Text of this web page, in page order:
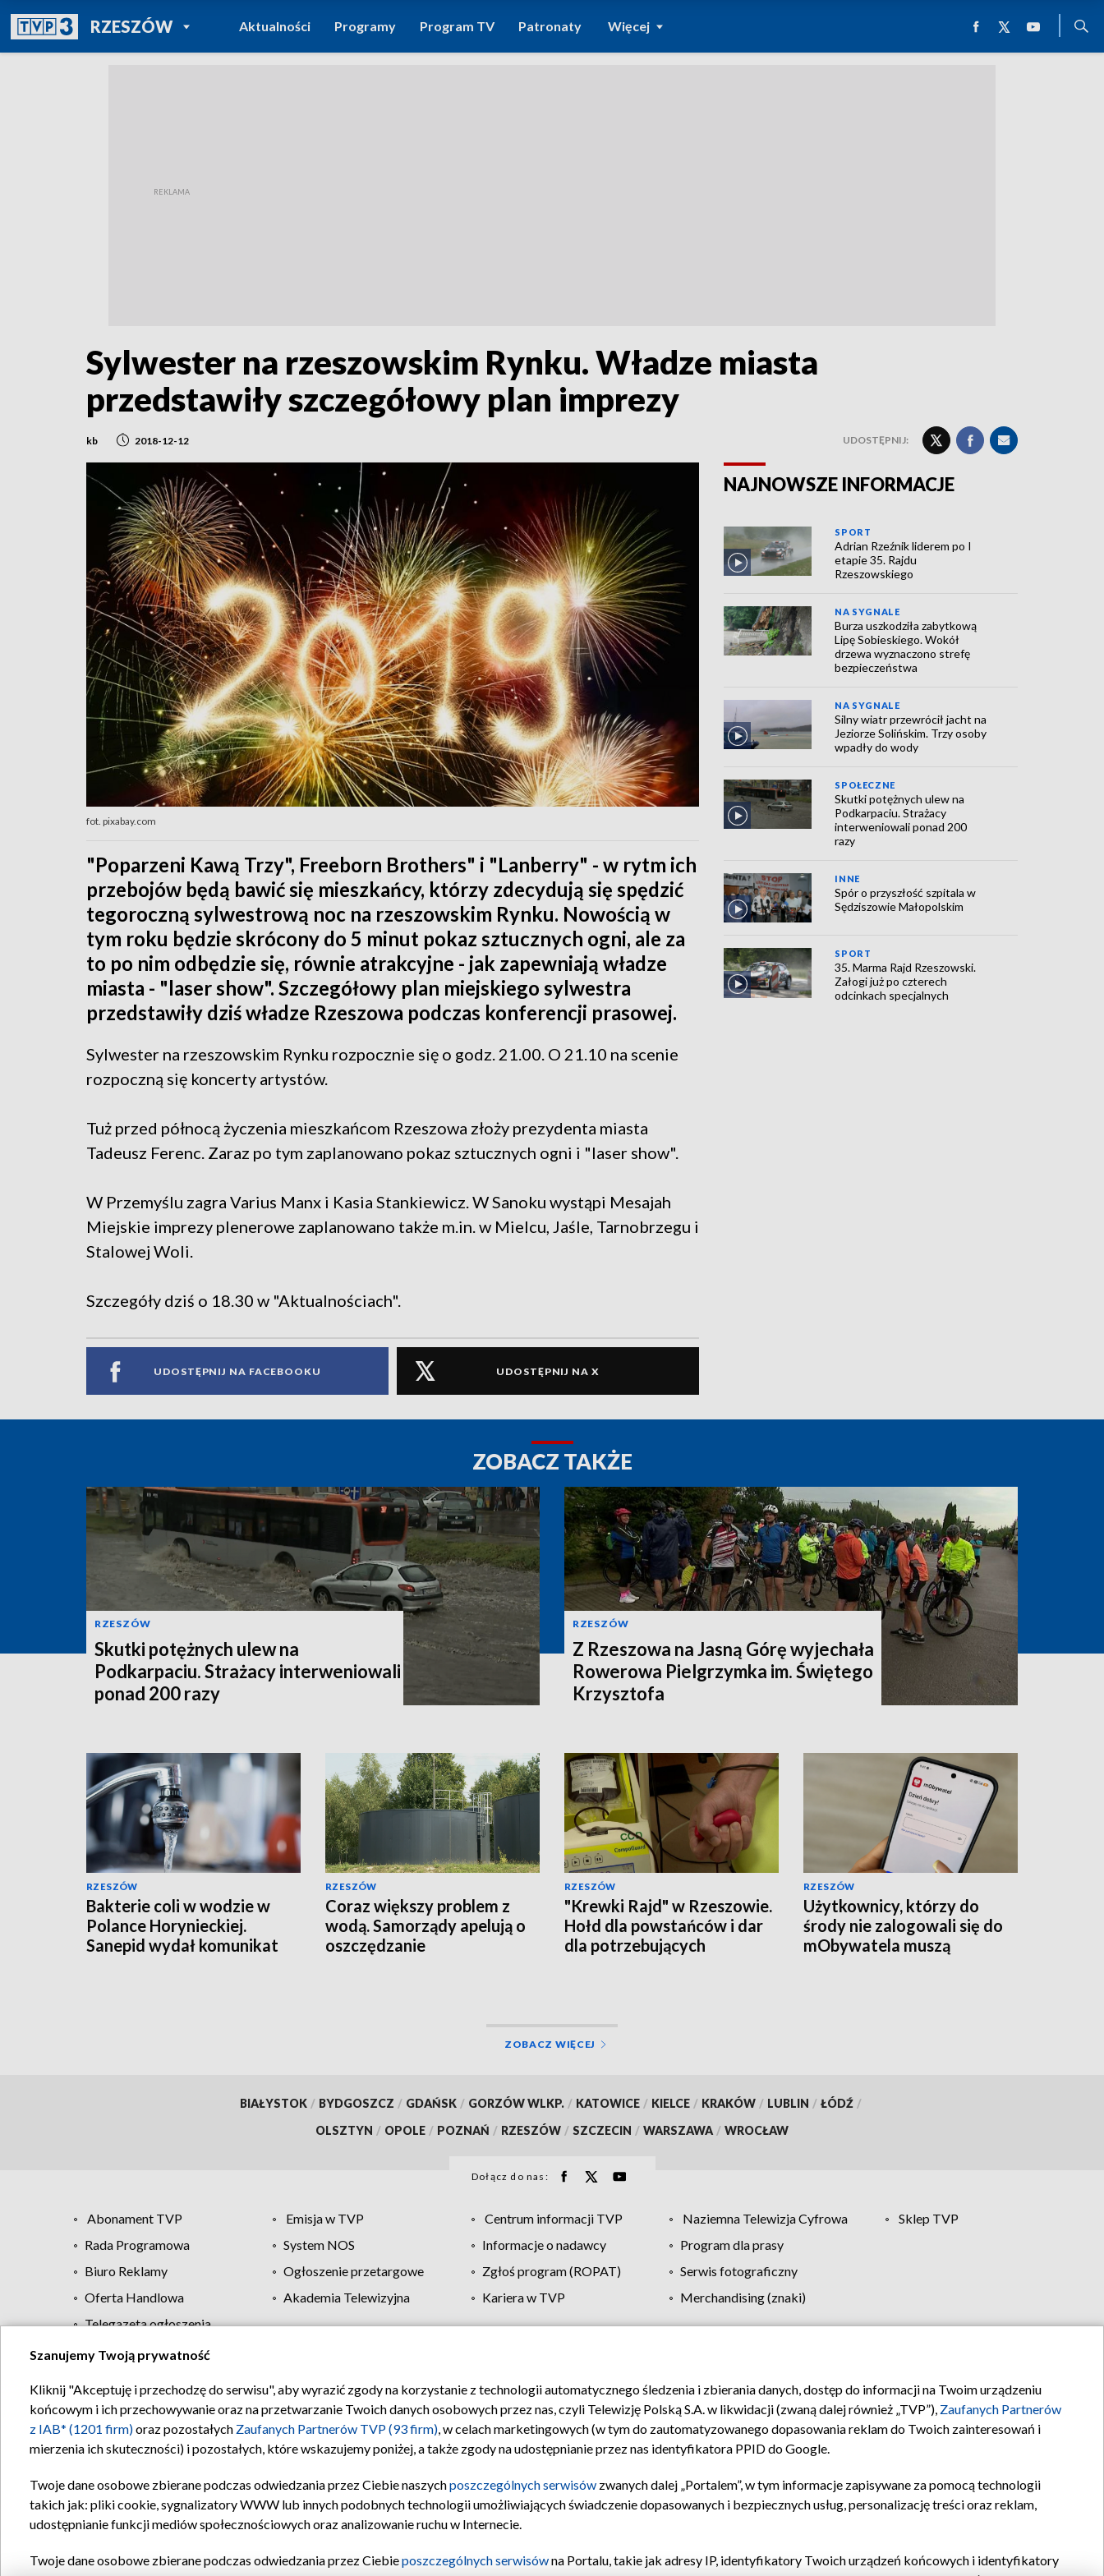
RZESZÓWPOWRÓT DO
TVP REGIONY
Aktualności Programy Program TV Patronaty Więcej
Sylwester na rzeszowskim Rynku. Władze miasta
przedstawiły szczegółowy plan imprezy
kb 2018-12-12 UDOSTĘPNIJ:
fot. pixabay.com
"Poparzeni Kawą Trzy", Freeborn Brothers" i "Lanberry" - w rytm ich
przebojów będą bawić się mieszkańcy, którzy zdecydują się spędzić
tegoroczną sylwestrową noc na rzeszowskim Rynku. Nowością w
tym roku będzie skrócony do 5 minut pokaz sztucznych ogni, ale za
to po nim odbędzie się, równie atrakcyjne - jak zapewniają władze
miasta - "laser show". Szczegółowy plan miejskiego sylwestra
przedstawiły dziś władze Rzeszowa podczas konferencji prasowej.
Sylwester na rzeszowskim Rynku rozpocznie się o godz. 21.00. O 21.10 na scenie
rozpoczną się koncerty artystów.
Tuż przed północą życzenia mieszkańcom Rzeszowa złoży prezydenta miasta
Tadeusz Ferenc. Zaraz po tym zaplanowano pokaz sztucznych ogni i "laser show".
W Przemyślu zagra Varius Manx i Kasia Stankiewicz. W Sanoku wystąpi Mesajah
Miejskie imprezy plenerowe zaplanowano także m.in. w Mielcu, Jaśle, Tarnobrzegu i
Stalowej Woli.
Szczegóły dziś o 18.30 w "Aktualnościach".
UDOSTĘPNIJ NA FACEBOOKU UDOSTĘPNIJ NA X
NAJNOWSZE INFORMACJE
SPORT
Adrian Rzeźnik liderem po I
etapie 35. Rajdu
Rzeszowskiego
NA SYGNALE
Burza uszkodziła zabytkową
Lipę Sobieskiego. Wokół
drzewa wyznaczono strefę
bezpieczeństwa
NA SYGNALE
Silny wiatr przewrócił jacht na
Jeziorze Solińskim. Trzy osoby
wpadły do wody
SPOŁECZNE
Skutki potężnych ulew na
Podkarpaciu. Strażacy
interweniowali ponad 200
razy
INNE
Spór o przyszłość szpitala w
Sędziszowie Małopolskim
SPORT
35. Marma Rajd Rzeszowski.
Załogi już po czterech
odcinkach specjalnych
ZOBACZ TAKŻE
RZESZÓW
Skutki potężnych ulew na
Podkarpaciu. Strażacy interweniowali
ponad 200 razy
RZESZÓW
Z Rzeszowa na Jasną Górę wyjechała
Rowerowa Pielgrzymka im. Świętego
Krzysztofa
RZESZÓW
Bakterie coli w wodzie w
Polance Horynieckiej.
Sanepid wydał komunikat
RZESZÓW
Coraz większy problem z
wodą. Samorządy apelują o
oszczędzanie
RZESZÓW
"Krewki Rajd" w Rzeszowie.
Hołd dla powstańców i dar
dla potrzebujących
RZESZÓW
Użytkownicy, którzy do
środy nie zalogowali się do
mObywatela muszą
ZOBACZ WIĘCEJ
BIAŁYSTOK / BYDGOSZCZ / GDAŃSK / GORZÓW WLKP. / KATOWICE / KIELCE / KRAKÓW / LUBLIN / ŁÓDŹ /
OLSZTYN / OPOLE / POZNAŃ / RZESZÓW / SZCZECIN / WARSZAWA / WROCŁAW
Dołącz do nas:
Abonament TVP Emisja w TVP Centrum informacji TVP Naziemna Telewizja Cyfrowa
Sklep TVP
Rada Programowa
System NOS Informacje o nadawcy
Program dla prasy
Biuro Reklamy
Ogłoszenie przetargowe Zgłoś program (ROPAT)
Serwis fotograficzny
Oferta Handlowa
Akademia Telewizyjna Kariera w TVP
Merchandising (znaki)
Telegazeta ogłoszenia
Regulamin TVP Polityka prywatności Moje zgody Pomoc Biuro reklamy Kontakt
Szanujemy Twoją prywatność
Kliknij "Akceptuję i przechodzę do serwisu", aby wyrazić zgody na korzystanie z technologii automatycznego śledzenia i zbierania danych, dostęp do informacji na Twoim urządzeniu
końcowym i ich przechowywanie oraz na przetwarzanie Twoich danych osobowych przez nas, czyli Telewizję Polską S.A. w likwidacji (zwaną dalej również „TVP”), Zaufanych Partnerów
z IAB* (1201 firm)oraz pozostałych Zaufanych Partnerów TVP (93 firm), w celach marketingowych (w tym do zautomatyzowanego dopasowania reklam do Twoich zainteresowań i
mierzenia ich skuteczności) i pozostałych, które wskazujemy poniżej, a także zgody na udostępnianie przez nas identyfikatora PPID do Google.
Twoje dane osobowe zbierane podczas odwiedzania przez Ciebie naszychposzczególnych serwisów zwanych dalej „Portalem”, w tym informacje zapisywane za pomocą technologii
takich jak: pliki cookie, sygnalizatory WWW lub innych podobnych technologii umożliwiających świadczenie dopasowanych i bezpiecznych usług, personalizację treści oraz reklam,
udostępnianie funkcji mediów społecznościowych oraz analizowanie ruchu w Internecie.
Twoje dane osobowe zbierane podczas odwiedzania przez Ciebieposzczególnych serwisówna Portalu, takie jak adresy IP, identyfikatory Twoich urządzeń końcowych i identyfikatory